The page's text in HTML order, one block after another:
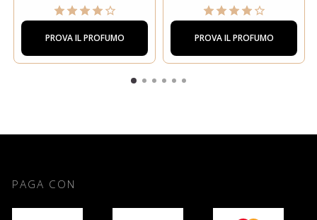
PROVA IL PROFUMO PROVA IL PROFUMO
PAGA CON